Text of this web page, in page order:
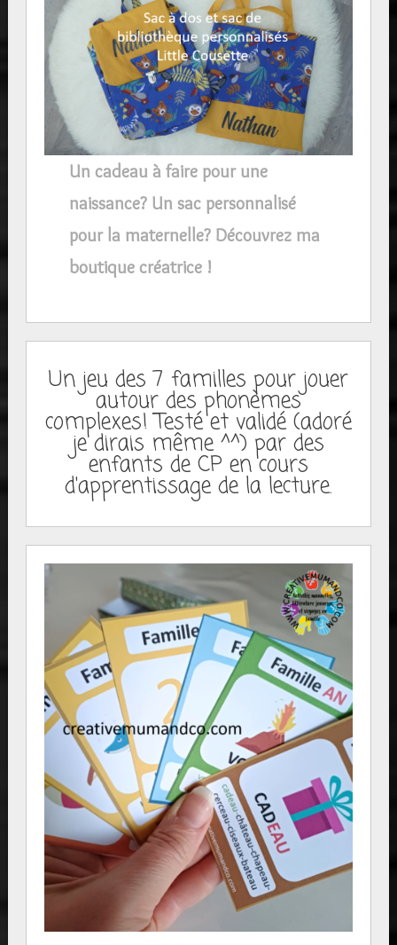
Un cadeau à faire pour une
naissance? Un sac personnalisé
pour la maternelle? Découvrez ma
boutique créatrice !
Un jeu des 7 familles pour jouer
autour des phonèmes
complexes! Testé et validé (adoré
je dirais même ^^) par des
enfants de CP en cours
d'apprentissage de la lecture.